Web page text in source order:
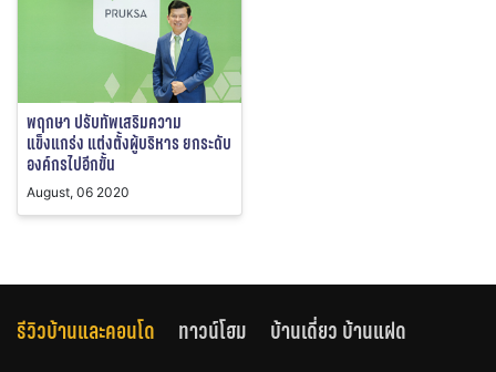
พฤกษา ปรับทัพเสริมความ
แข็งแกร่ง แต่งตั้งผู้บริหาร ยกระดับ
องค์กรไปอีกขั้น
August, 06 2020
รีวิวบ้านและคอนโด ทาวน์โฮม
บ้านเดี่ยว บ้านแฝด